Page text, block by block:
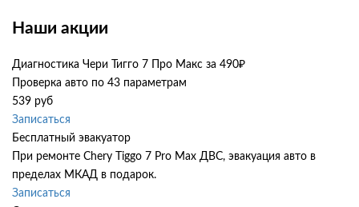
Наши акции
Диагностика Чери Тигго 7 Про Макс за 490₽
Проверка авто по 43 параметрам
539 руб
Записаться
Бесплатный эвакуатор
При ремонте Chery Tiggo 7 Pro Max ДВС, эвакуация авто в
пределах МКАД в подарок.
Записаться